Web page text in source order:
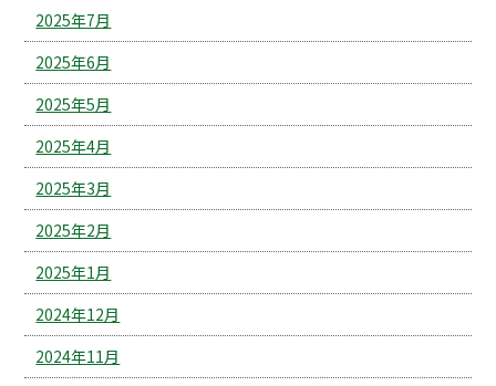
2025年7月
2025年6月
2025年5月
2025年4月
2025年3月
2025年2月
2025年1月
2024年12月
2024年11月